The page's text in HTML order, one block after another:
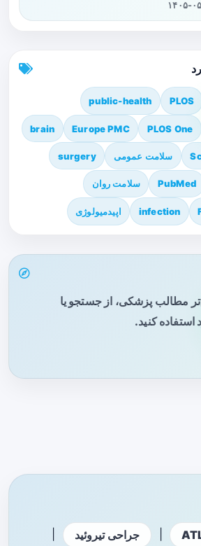
۰۵-۱۷
PLOS
public-health
PLOS One
Europe PMC
brain
سلامت عمومی surgery
PubMed سلامت روان
infection اپیدمیولوژی
مطالب پزشکی، از جستجو یا
کنید.
جراحی تیروئید